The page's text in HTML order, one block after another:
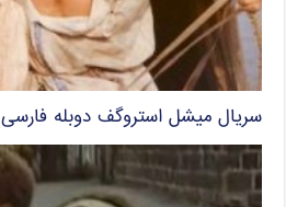
سریال میشل استروگف دوبله فارسی